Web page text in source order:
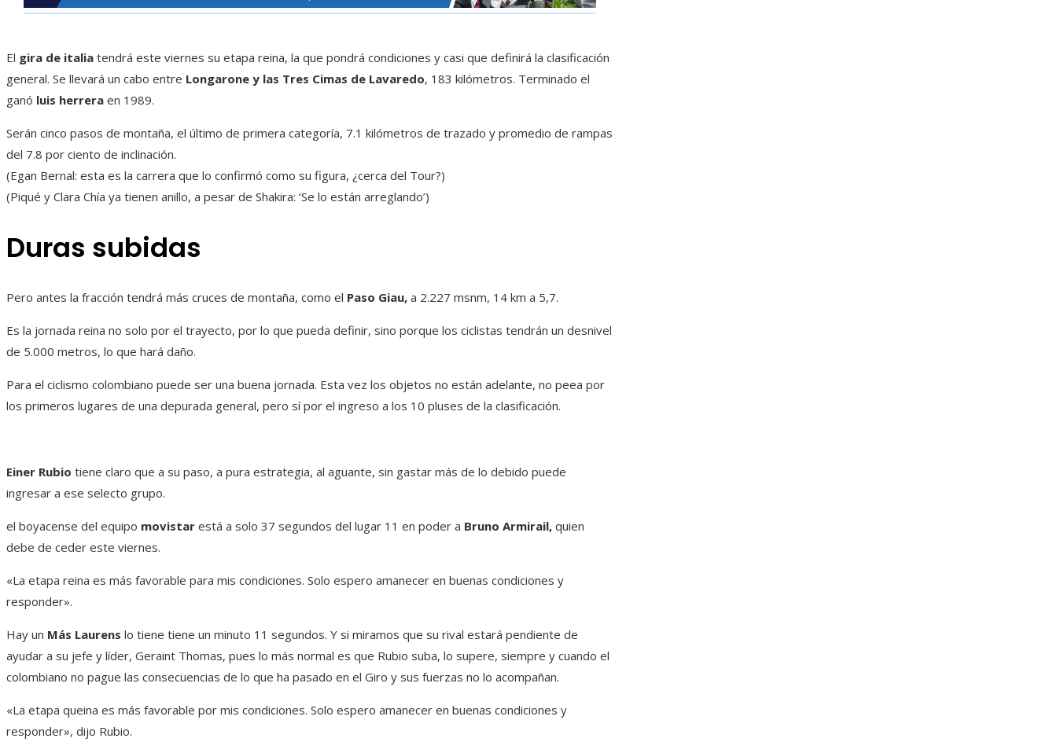
El gira de italia tendrá este viernes su etapa reina, la que pondrá condiciones y casi que definirá la clasificación
general. Se llevará un cabo entre Longarone y las Tres Cimas de Lavaredo, 183 kilómetros. Terminado el
ganó luis herrera en 1989.
Serán cinco pasos de montaña, el último de primera categoría, 7.1 kilómetros de trazado y promedio de rampas
del 7.8 por ciento de inclinación.
(Egan Bernal: esta es la carrera que lo confirmó como su figura, ¿cerca del Tour?)
(Piqué y Clara Chía ya tienen anillo, a pesar de Shakira: ‘Se lo están arreglando’)
Duras subidas
Pero antes la fracción tendrá más cruces de montaña, como el Paso Giau, a 2.227 msnm, 14 km a 5,7.
Es la jornada reina no solo por el trayecto, por lo que pueda definir, sino porque los ciclistas tendrán un desnivel
de 5.000 metros, lo que hará daño.
Para el ciclismo colombiano puede ser una buena jornada. Esta vez los objetos no están adelante, no peea por
los primeros lugares de una depurada general, pero sí por el ingreso a los 10 pluses de la clasificación.
Einer Rubio tiene claro que a su paso, a pura estrategia, al aguante, sin gastar más de lo debido puede
ingresar a ese selecto grupo.
el boyacense del equipo movistar está a solo 37 segundos del lugar 11 en poder a Bruno Armirail, quien
debe de ceder este viernes.
«La etapa reina es más favorable para mis condiciones. Solo espero amanecer en buenas condiciones y
responder».
Hay un Más Laurens lo tiene tiene un minuto 11 segundos. Y si miramos que su rival estará pendiente de
ayudar a su jefe y líder, Geraint Thomas, pues lo más normal es que Rubio suba, lo supere, siempre y cuando el
colombiano no pague las consecuencias de lo que ha pasado en el Giro y sus fuerzas no lo acompañan.
«La etapa queina es más favorable por mis condiciones. Solo espero amanecer en buenas condiciones y
responder», dijo Rubio.